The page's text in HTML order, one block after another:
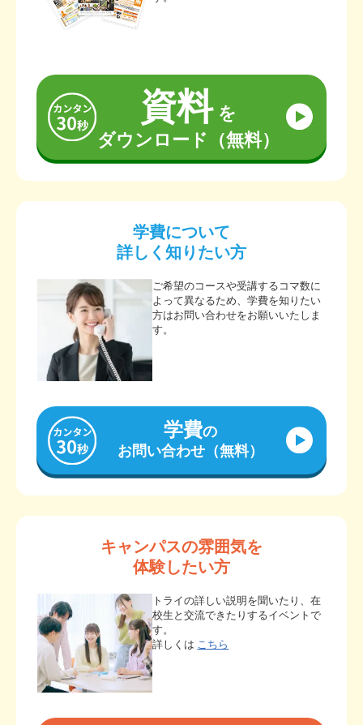
資料を
ダウンロード（無料）
学費について
詳しく知りたい方
ご希望のコースや受講するコマ数に
よって異なるため、学費を知りたい
方はお問い合わせをお願いいたしま
す。
学費の
お問い合わせ（無料）
キャンパスの雰囲気を
体験したい方
トライの詳しい説明を聞いたり、在
校生と交流できたりするイベントで
す。
詳しくは こちら